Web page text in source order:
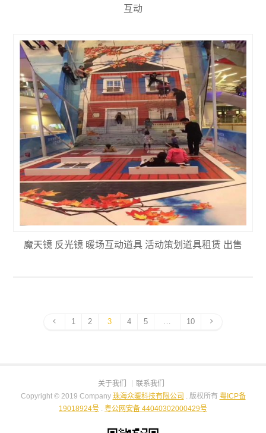
互动
魔天镜 反光镜 暖场互动道具 活动策划道具租赁 出售
1 2 3 4 5 … 10
关于我们
联系我们
Copyright © 2019 Company 珠海众暖科技有限公司 . 版权所有 粤ICP备
19018924号 . 粤公网安备 44040302000429号